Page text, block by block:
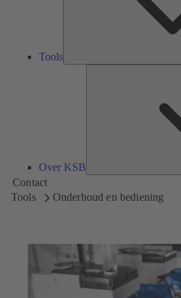
Tools
Over KSB
Contact
Tools
Onderhoud en bediening